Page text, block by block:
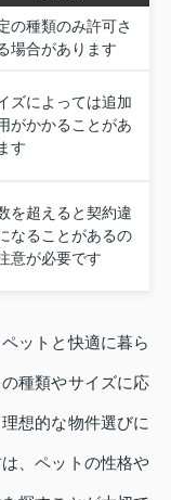
の種類のみ許可さ
場合があります
ズによっては追加
がかかることがあ
す
を超えると契約違
なることがあるの
意が必要です
ットと快適に暮ら
種類やサイズに応
想的な物件選びに
、ペットの性格や